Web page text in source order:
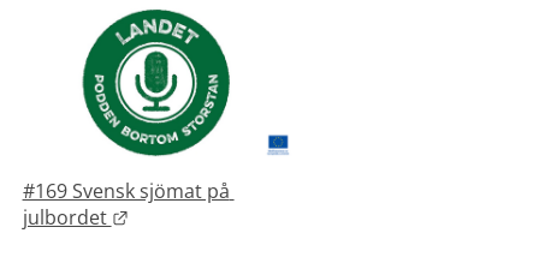
#169 Svensk sjömat på
julbordet
Länk till annan webbplats.